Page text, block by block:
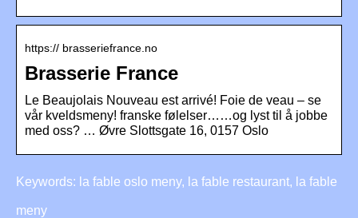
https:// brasseriefrance.no
Brasserie France
Le Beaujolais Nouveau est arrivé! Foie de veau – se
vår kveldsmeny! franske følelser……og lyst til å jobbe
med oss? … Øvre Slottsgate 16, 0157 Oslo
Keywords: la fable oslo meny, la fable restaurant, la fable
meny